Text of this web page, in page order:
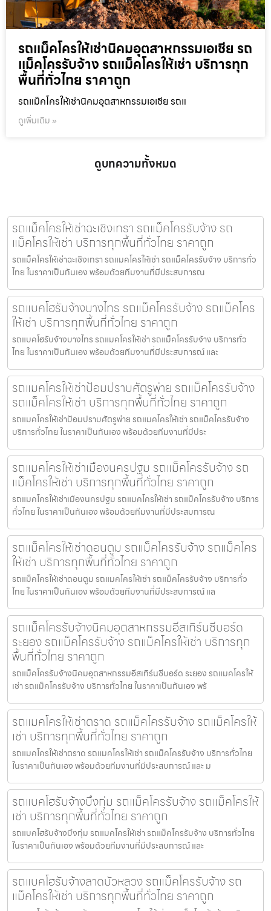
รถแม็คโครให้เช่านิคมอุตสาหกรรมเอเชีย รถ
แม็คโครรับจ้าง รถแม็คโครให้เช่า บริการทุก
พื้นที่ทั่วไทย ราคาถูก
รถแม็คโครให้เช่านิคมอุตสาหกรรมเอเชีย รถแ
ดูเพิ่มเติม »
ดูบทความทั้งหมด
รถแม็คโครให้เช่าฉะเชิงเทรา รถแม็คโครรับจ้าง รถ
แม็คโครให้เช่า บริการทุกพื้นที่ทั่วไทย ราคาถูก
รถแม็คโครให้เช่าฉะเชิงเทรา รถแมคโครให้เช่า รถแม็คโครรับจ้าง บริการทั่ว
ไทย ในราคาเป็นกันเอง พร้อมด้วยทีมงานที่มีประสบการณ
รถแบคโฮรับจ้างบางไทร รถแม็คโครรับจ้าง รถแม็คโคร
ให้เช่า บริการทุกพื้นที่ทั่วไทย ราคาถูก
รถแบคโฮรับจ้างบางไทร รถแมคโครให้เช่า รถแม็คโครรับจ้าง บริการทั่ว
ไทย ในราคาเป็นกันเอง พร้อมด้วยทีมงานที่มีประสบการณ์ และ
รถแมคโครให้เช่าป้อมปราบศัตรูพ่าย รถแม็คโครรับจ้าง
รถแม็คโครให้เช่า บริการทุกพื้นที่ทั่วไทย ราคาถูก
รถแมคโครให้เช่าป้อมปราบศัตรูพ่าย รถแมคโครให้เช่า รถแม็คโครรับจ้าง
บริการทั่วไทย ในราคาเป็นกันเอง พร้อมด้วยทีมงานที่มีประ
รถแมคโครให้เช่าเมืองนครปฐม รถแม็คโครรับจ้าง รถ
แม็คโครให้เช่า บริการทุกพื้นที่ทั่วไทย ราคาถูก
รถแมคโครให้เช่าเมืองนครปฐม รถแมคโครให้เช่า รถแม็คโครรับจ้าง บริการ
ทั่วไทย ในราคาเป็นกันเอง พร้อมด้วยทีมงานที่มีประสบการณ
รถแม็คโครให้เช่าดอนตูม รถแม็คโครรับจ้าง รถแม็คโคร
ให้เช่า บริการทุกพื้นที่ทั่วไทย ราคาถูก
รถแม็คโครให้เช่าดอนตูม รถแมคโครให้เช่า รถแม็คโครรับจ้าง บริการทั่ว
ไทย ในราคาเป็นกันเอง พร้อมด้วยทีมงานที่มีประสบการณ์ แล
รถแม็คโครรับจ้างนิคมอุตสาหกรรมอีสเทิร์นซีบอร์ด
ระยอง รถแม็คโครรับจ้าง รถแม็คโครให้เช่า บริการทุก
พื้นที่ทั่วไทย ราคาถูก
รถแม็คโครรับจ้างนิคมอุตสาหกรรมอีสเทิร์นซีบอร์ด ระยอง รถแมคโครให้
เช่า รถแม็คโครรับจ้าง บริการทั่วไทย ในราคาเป็นกันเอง พร้
รถแมคโครให้เช่าตราด รถแม็คโครรับจ้าง รถแม็คโครให้
เช่า บริการทุกพื้นที่ทั่วไทย ราคาถูก
รถแมคโครให้เช่าตราด รถแมคโครให้เช่า รถแม็คโครรับจ้าง บริการทั่วไทย
ในราคาเป็นกันเอง พร้อมด้วยทีมงานที่มีประสบการณ์ และ ม
รถแบคโฮรับจ้างบึงกุ่ม รถแม็คโครรับจ้าง รถแม็คโครให้
เช่า บริการทุกพื้นที่ทั่วไทย ราคาถูก
รถแบคโฮรับจ้างบึงกุ่ม รถแมคโครให้เช่า รถแม็คโครรับจ้าง บริการทั่วไทย
ในราคาเป็นกันเอง พร้อมด้วยทีมงานที่มีประสบการณ์ และ
รถแบคโฮรับจ้างลาดบัวหลวง รถแม็คโครรับจ้าง รถ
แม็คโครให้เช่า บริการทุกพื้นที่ทั่วไทย ราคาถูก